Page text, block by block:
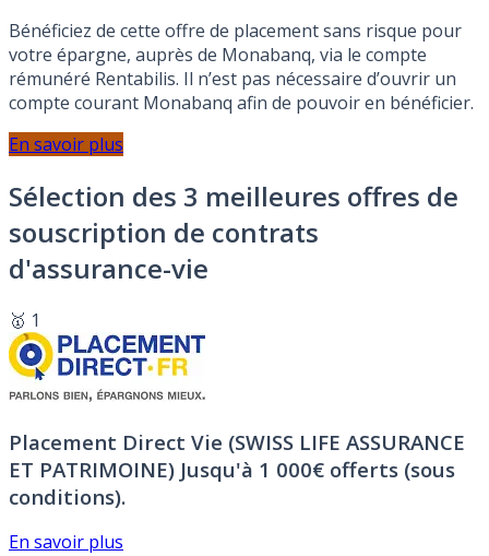
Bénéficiez de cette offre de placement sans risque pour
votre épargne, auprès de Monabanq, via le compte
rémunéré Rentabilis. Il n’est pas nécessaire d’ouvrir un
compte courant Monabanq afin de pouvoir en bénéficier.
En savoir plus
Sélection des 3 meilleures offres de
souscription de contrats
d'assurance-vie
🥇 1
Placement Direct Vie (SWISS LIFE ASSURANCE
ET PATRIMOINE) Jusqu'à 1 000€ offerts (sous
conditions).
En savoir plus